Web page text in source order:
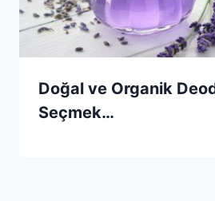
Doğal ve Organik
Seçmek…